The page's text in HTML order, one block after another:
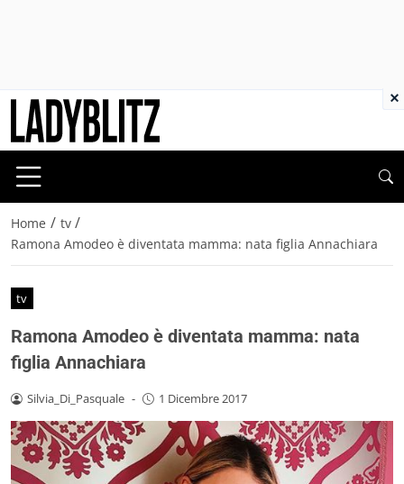
Home / tv /
Ramona Amodeo è diventata mamma: nata figlia Annachiara
tv
Ramona Amodeo è diventata mamma: nata
figlia Annachiara
Silvia_Di_Pasquale - 1 Dicembre 2017
×